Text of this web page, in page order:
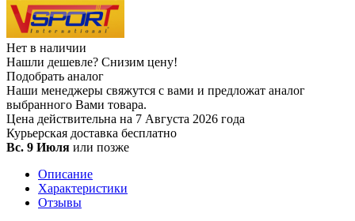
Нет в наличии
Нашли дешевле? Снизим цену!
Подобрать аналог
Наши менеджеры свяжутся с вами и предложат аналог
выбранного Вами товара.
Цена действительна на 7 Августа 2026 года
Курьерская доставка бесплатно
Вс. 9 Июля или позже
Описание
Характеристики
Отзывы